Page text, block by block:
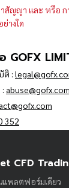
สัญญา และ หรือ ก
ย่างใด
ติ :
abuse@gofx.com
352
CFD
พลตฟอร์มเดียว